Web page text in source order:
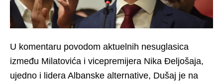
U komentaru povodom aktuelnih nesuglasica
između Milatovića i vicepremijera Nika Đeljošaja,
ujedno i lidera Albanske alternative, Dušaj je na